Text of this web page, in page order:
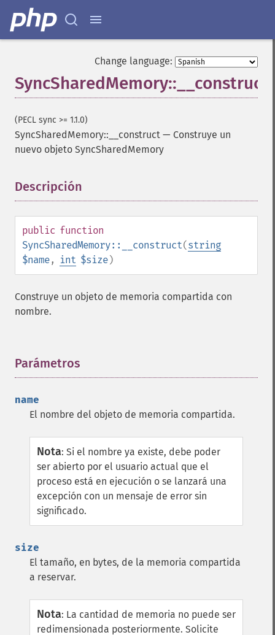
Change language:
SyncSharedMemory::__construct
(PECL sync >= 1.1.0)
SyncSharedMemory::__construct — Construye un
nuevo objeto SyncSharedMemory
Descripción
public function
SyncSharedMemory::__construct(string
$name, int $size)
Construye un objeto de memoria compartida con
nombre.
Parámetros
name
El nombre del objeto de memoria compartida.
Nota: Si el nombre ya existe, debe poder
ser abierto por el usuario actual que el
proceso está en ejecución o se lanzará una
excepción con un mensaje de error sin
significado.
size
El tamaño, en bytes, de la memoria compartida
a reservar.
Nota: La cantidad de memoria no puede ser
redimensionada posteriormente. Solicite